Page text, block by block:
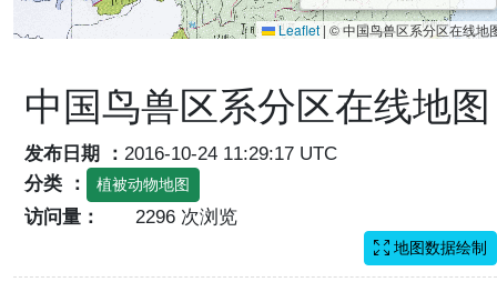
Leaflet | © 中国鸟兽区系分区在线地
中国鸟兽区系分区在线地图
发布日期 ： 2016-10-24 11:29:17 UTC
分类 ：
植被动物地图
访问量： 2296 次浏览
地图数据绘制